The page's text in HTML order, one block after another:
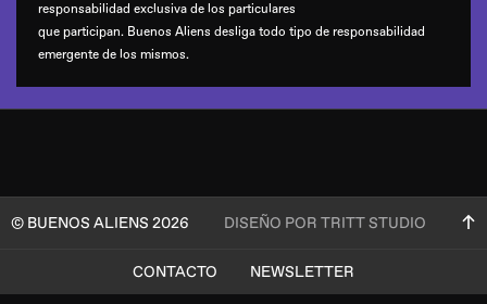
responsabilidad exclusiva de los particulares
que participan. Buenos Aliens desliga todo tipo de responsabilidad
emergente de los mismos.
© BUENOS ALIENS 2026 DISEÑO POR TRITT STUDIO
CONTACTO
NEWSLETTER